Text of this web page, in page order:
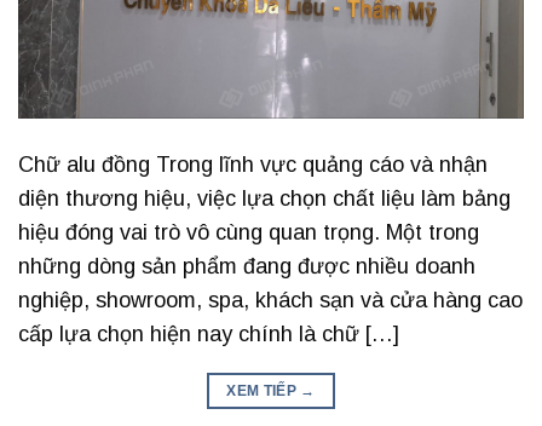
Chữ alu đồng Trong lĩnh vực quảng cáo và nhận
diện thương hiệu, việc lựa chọn chất liệu làm bảng
hiệu đóng vai trò vô cùng quan trọng. Một trong
những dòng sản phẩm đang được nhiều doanh
nghiệp, showroom, spa, khách sạn và cửa hàng cao
cấp lựa chọn hiện nay chính là chữ […]
XEM TIẾP →